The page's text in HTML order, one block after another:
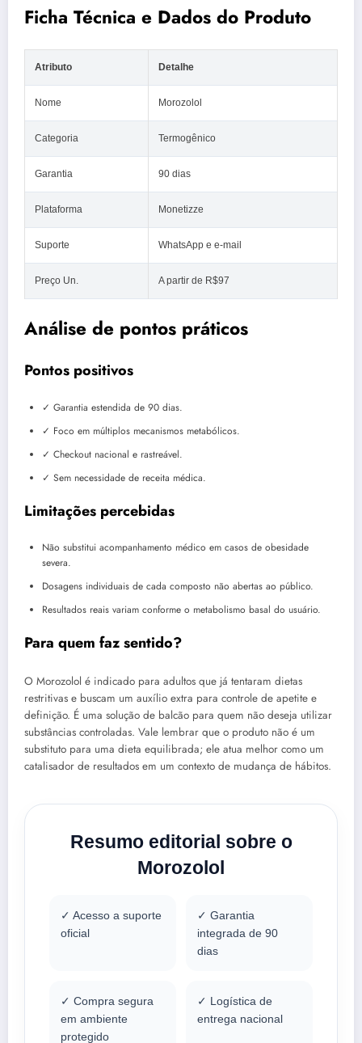
Ficha Técnica e Dados do Produto
Atributo Detalhe
Nome Morozolol
Categoria Termogênico
Garantia 90 dias
Plataforma Monetizze
Suporte WhatsApp e e-mail
Preço Un. A partir de R$97
Análise de pontos práticos
Pontos positivos
✓ Garantia estendida de 90 dias.
✓ Foco em múltiplos mecanismos metabólicos.
✓ Checkout nacional e rastreável.
✓ Sem necessidade de receita médica.
Limitações percebidas
Não substitui acompanhamento médico em casos de obesidade
severa.
Dosagens individuais de cada composto não abertas ao público.
Resultados reais variam conforme o metabolismo basal do usuário.
Para quem faz sentido?
O Morozolol é indicado para adultos que já tentaram dietas
restritivas e buscam um auxílio extra para controle de apetite e
definição. É uma solução de balcão para quem não deseja utilizar
substâncias controladas. Vale lembrar que o produto não é um
substituto para uma dieta equilibrada; ele atua melhor como um
catalisador de resultados em um contexto de mudança de hábitos.
Resumo editorial sobre o
Morozolol
✓ Acesso a suporte
oficial
✓ Garantia
integrada de 90
dias
✓ Compra segura
em ambiente
protegido
✓ Logística de
entrega nacional